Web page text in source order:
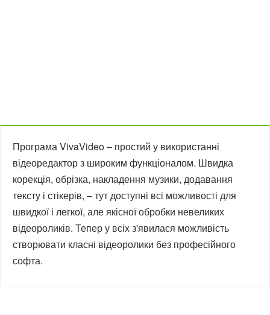
Програма VivaVideo – простий у використанні
відеоредактор з широким функціоналом. Швидка
корекція, обрізка, накладення музики, додавання
тексту і стікерів, – тут доступні всі можливості для
швидкої і легкої, але якісної обробки невеликих
відеороликів. Тепер у всіх з'явилася можливість
створювати класні відеоролики без професійного
софта.